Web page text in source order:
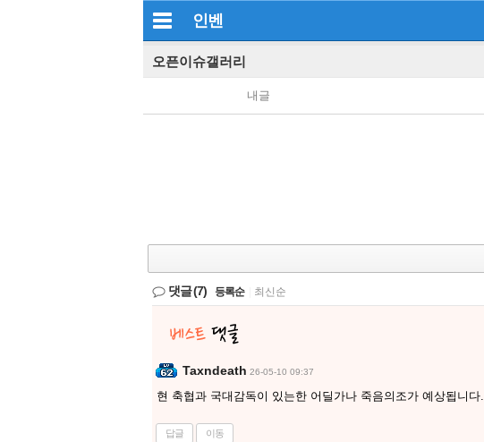
인벤
오픈이슈갤러리
내글
댓글(7) 등록순 최신순
Taxndeath 26-05-10 09:37
현 축협과 국대감독이 있는한 어딜가나 죽음의조가 예상됩니다.
답글 이동